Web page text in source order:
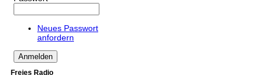
Neues Passwort
anfordern
Freies Radio